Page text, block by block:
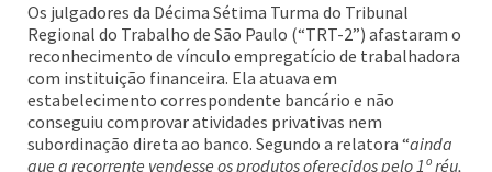
Os julgadores da Décima Sétima Turma do Tribunal
Regional do Trabalho de São Paulo (“TRT-2”) afastaram o
reconhecimento de vínculo empregatício de trabalhadora
com instituição financeira. Ela atuava em
estabelecimento correspondente bancário e não
conseguiu comprovar atividades privativas nem
subordinação direta ao banco. Segundo a relatora “ainda
que a recorrente vendesse os produtos oferecidos pelo 1º réu,